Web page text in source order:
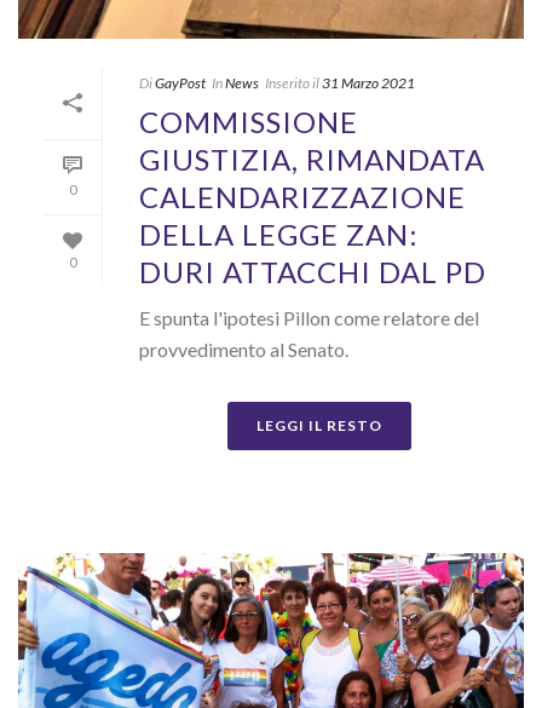
0
0
DiGayPost InNews Inserito il31 Marzo 2021
COMMISSIONE
GIUSTIZIA, RIMANDATA
CALENDARIZZAZIONE
DELLA LEGGE ZAN:
DURI ATTACCHI DAL PD
E spunta l'ipotesi Pillon come relatore del
provvedimento al Senato.
LEGGI IL RESTO